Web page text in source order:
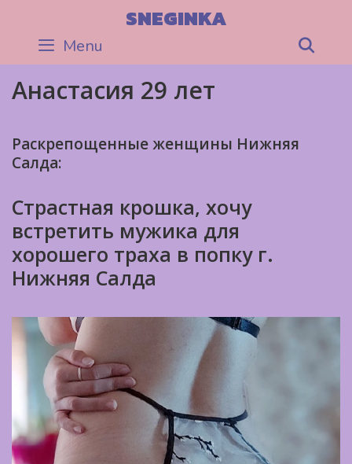
content
SNEGINKA
Menu
Анастасия 29 лет
Раскрепощенные женщины Нижняя
Салда:
Страстная крошка, хочу
встретить мужика для
хорошего траха в попку г.
Нижняя Салда